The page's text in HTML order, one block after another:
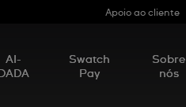
Apoio ao cliente
AI-
Swatch
Pay
Sobre
nós